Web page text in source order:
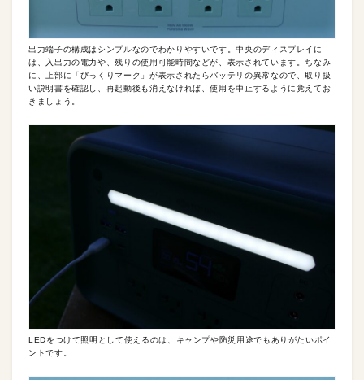
出力端子の構成はシンプルなのでわかりやすいです。中央のディスプレイに
は、入出力の電力や、残りの使用可能時間などが、表示されています。ちなみ
に、上部に「びっくりマーク」が表示されたらバッテリの異常なので、取り扱
い説明書を確認し、再起動後も消えなければ、使用を中止するように覚えてお
きましょう。
LEDをつけて照明として使えるのは、キャンプや防災用途でもありがたいポイ
ントです。